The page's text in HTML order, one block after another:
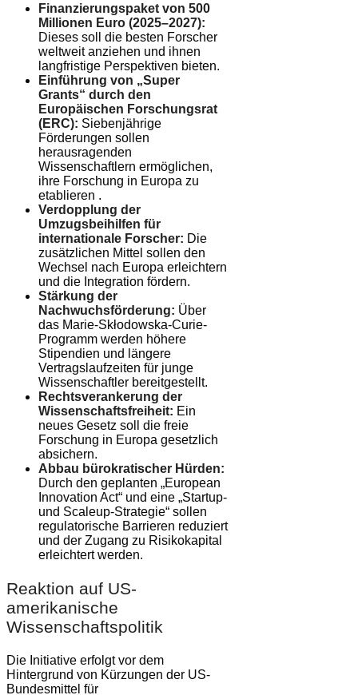
Finanzierungspaket von 500
Millionen Euro (2025–2027):
Dieses soll die besten Forscher
weltweit anziehen und ihnen
langfristige Perspektiven bieten.
Einführung von „Super
Grants“ durch den
Europäischen Forschungsrat
(ERC): Siebenjährige
Förderungen sollen
herausragenden
Wissenschaftlern ermöglichen,
ihre Forschung in Europa zu
etablieren .
Verdopplung der
Umzugsbeihilfen für
internationale Forscher: Die
zusätzlichen Mittel sollen den
Wechsel nach Europa erleichtern
und die Integration fördern.
Stärkung der
Nachwuchsförderung: Über
das Marie-Skłodowska-Curie-
Programm werden höhere
Stipendien und längere
Vertragslaufzeiten für junge
Wissenschaftler bereitgestellt.
Rechtsverankerung der
Wissenschaftsfreiheit: Ein
neues Gesetz soll die freie
Forschung in Europa gesetzlich
absichern.
Abbau bürokratischer Hürden:
Durch den geplanten „European
Innovation Act“ und eine „Startup-
und Scaleup-Strategie“ sollen
regulatorische Barrieren reduziert
und der Zugang zu Risikokapital
erleichtert werden.
Reaktion auf US-
amerikanische
Wissenschaftspolitik
Die Initiative erfolgt vor dem
Hintergrund von Kürzungen der US-
Bundesmittel für